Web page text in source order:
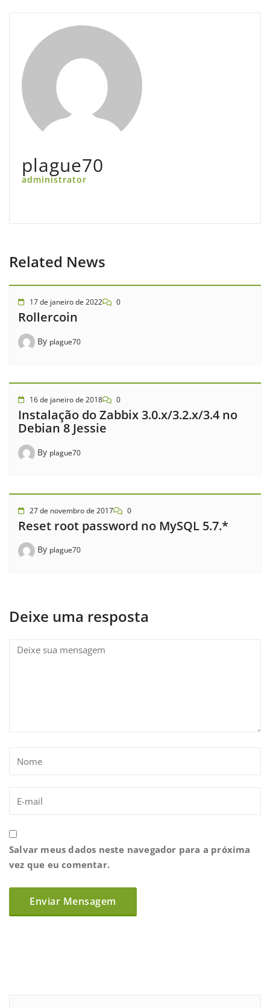
plague70
administrator
Related News
17 de janeiro de 2022 0
Rollercoin
By plague70
16 de janeiro de 2018 0
Instalação do Zabbix 3.0.x/3.2.x/3.4 no
Debian 8 Jessie
By plague70
27 de novembro de 2017 0
Reset root password no MySQL 5.7.*
By plague70
Deixe uma resposta
Salvar meus dados neste navegador para a próxima
vez que eu comentar.